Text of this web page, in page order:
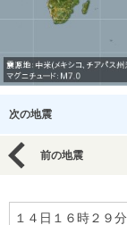
次の地震
前の地震
１４日１６時２９